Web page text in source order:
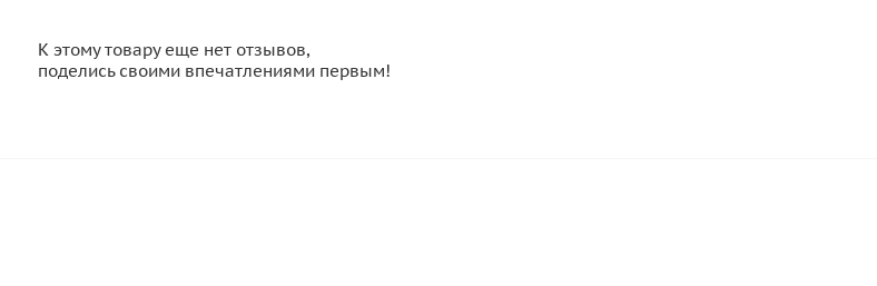
К этому товару еще нет отзывов,
поделись своими впечатлениями первым!